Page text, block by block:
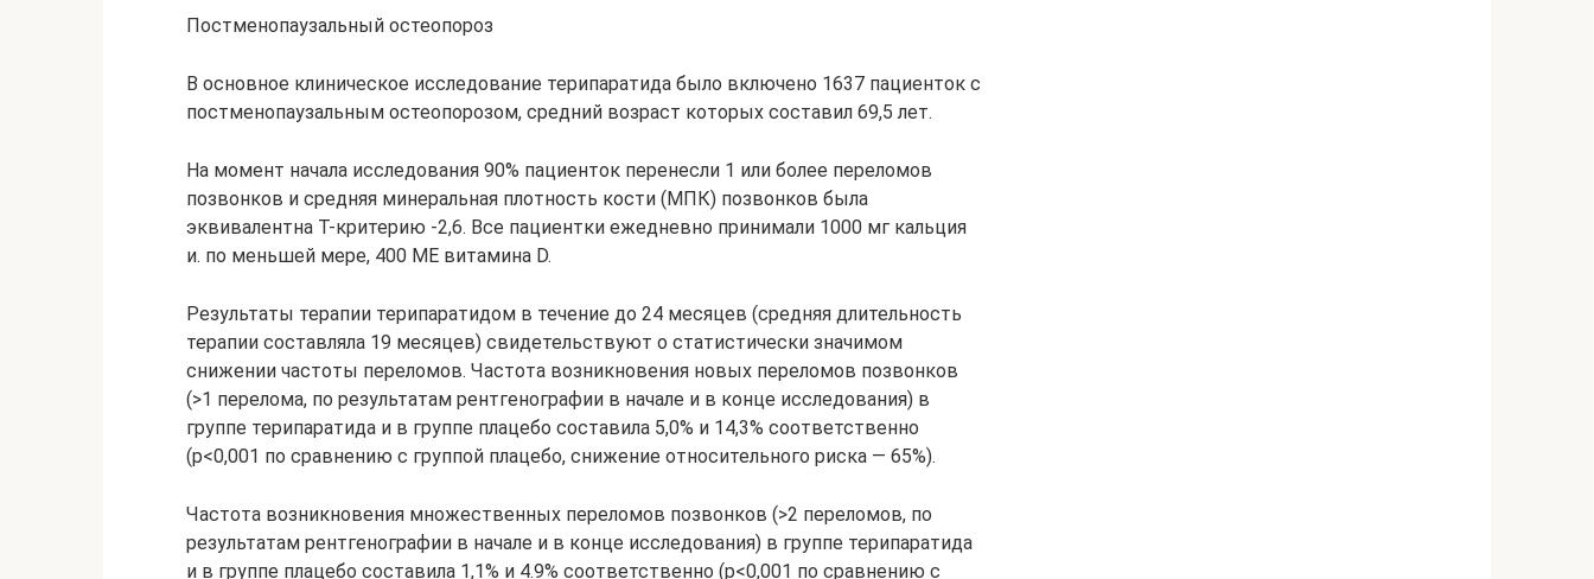
Постменопаузальный остеопороз
В основное клиническое исследование терипаратида было включено 1637 пациенток с
постменопаузальным остеопорозом, средний возраст которых составил 69,5 лет.
На момент начала исследования 90% пациенток перенесли 1 или более переломов
позвонков и средняя минеральная плотность кости (МПК) позвонков была
эквивалентна Т-критерию -2,6. Все пациентки ежедневно принимали 1000 мг кальция
и. по меньшей мере, 400 ME витамина D.
Результаты терапии терипаратидом в течение до 24 месяцев (средняя длительность
терапии составляла 19 месяцев) свидетельствуют о статистически значимом
снижении частоты переломов. Частота возникновения новых переломов позвонков
(>1 перелома, по результатам рентгенографии в начале и в конце исследования) в
группе терипаратида и в группе плацебо составила 5,0% и 14,3% соответственно
(р<0,001 по сравнению с группой плацебо, снижение относительного риска — 65%).
Частота возникновения множественных переломов позвонков (>2 переломов, по
результатам рентгенографии в начале и в конце исследования) в группе терипаратида
и в группе плацебо составила 1,1% и 4.9% соответственно (р<0,001 по сравнению с